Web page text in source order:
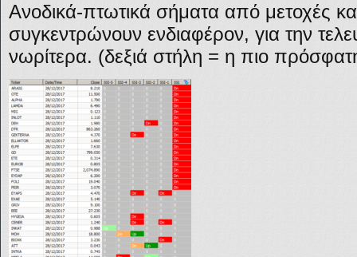
Ανοδικά-πτωτικά σήματα από μετοχές
συγκεντρώνουν ενδιαφέρον, για την
νωρίτερα. (δεξιά στήλη = η πιο